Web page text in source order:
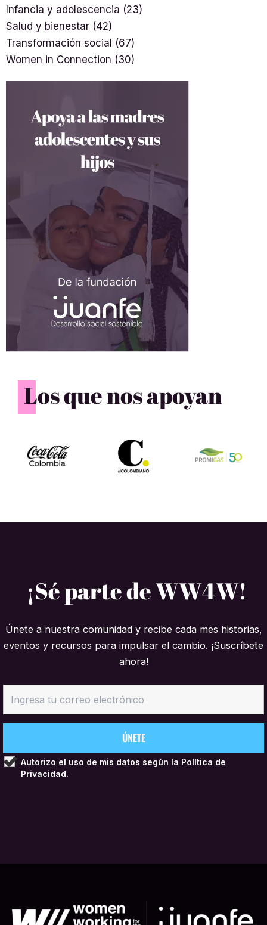
Infancia y adolescencia (23)
Salud y bienestar (42)
Transformación social (67)
Women in Connection (30)
Los que nos apoyan
¡Sé parte de WW4W!
Únete a nuestra comunidad y recibe cada mes historias,
eventos y recursos para impulsar el cambio. ¡Suscríbete
ahora!
Autorizo el uso de mis datos según la Política de
Privacidad.